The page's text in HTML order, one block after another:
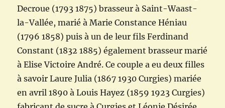
Decroue (1793 1875) brasseur à Saint-Waast-
la-Vallée, marié à Marie Constance Héniau
(1796 1858) puis à un de leur fils Ferdinand
Constant (1832 1885) également brasseur marié
à Elise Victoire André. Ce couple a eu deux filles
à savoir Laure Julia (1867 1930 Curgies) mariée
en avril 1890 à Louis Hayez (1859 1923 Curgies)